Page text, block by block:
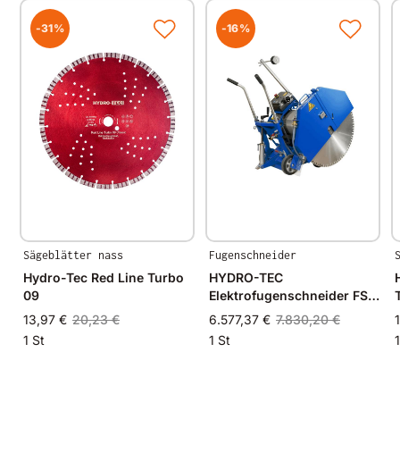
Maße
Durchmesser
Segmentbreite
Segmenthöhe
Ø 125mm
7,5
inkl.
Flansch
M14
Ø 230mm
8,0
inkl.
-31%
Sägeblätter nass
Hydro-Tec Red Line Turbo
09
13,97 € 20,23 €
1 St
-16%
Fugenschneider
HYDRO-TEC
Elektrofugenschneider FS
800-E 11kW
6.577,37 € 7.830,20 €
1 St